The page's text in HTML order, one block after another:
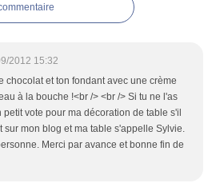
2012 15:32
chocolat et ton fondant avec une crème
à la bouche !<br /> <br /> Si tu ne l'as
vote pour ma décoration de table s'il
sur mon blog et ma table s'appelle Sylvie.
Merci par avance et bonne fin de